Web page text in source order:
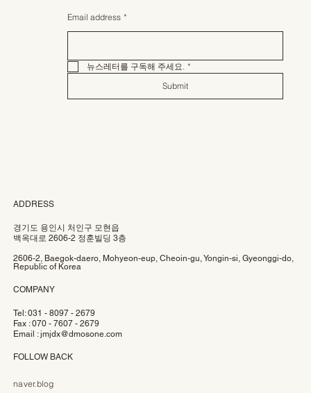
Email address *
뉴스레터를 구독해 주세요. *
Submit
ADDRESS
경기도 용인시 처인구 모현읍
백옥대로 2606-2 정훈빌딩 3층
2606-2, Baegok-daero, Mohyeon-eup, Cheoin-gu, Yongin-si, Gyeonggi-do,
Republic of Korea
COMPANY
Tel: 031 - 8097 - 2679
Fax : 070 - 7607 - 2679
Email :jmjdx@dmosone.com
FOLLOW BACK
naver.blog